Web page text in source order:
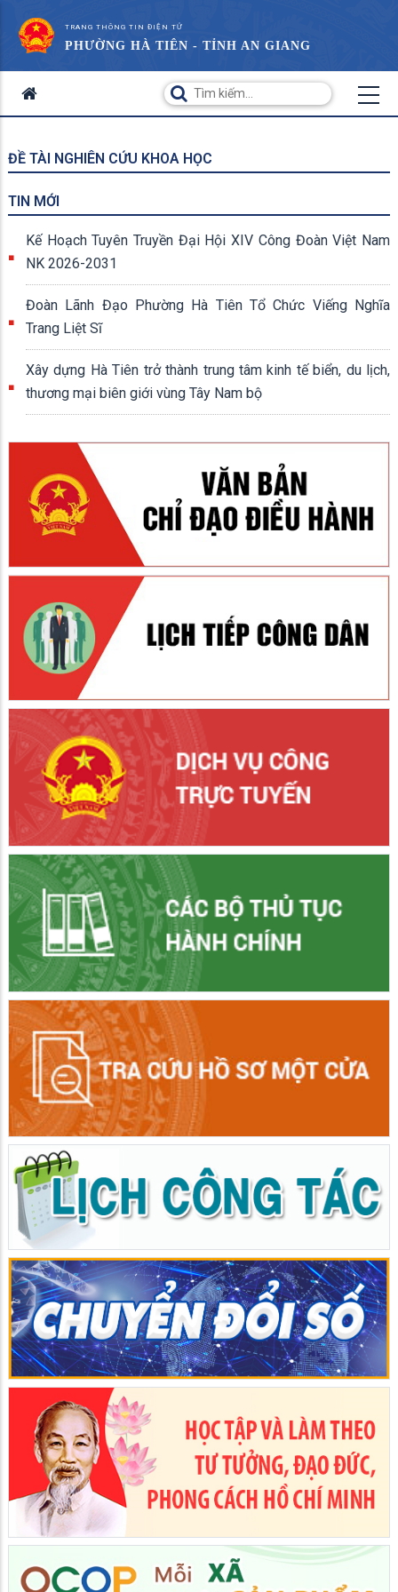
TRANG THÔNG TIN ĐIỆN TỬ
PHƯỜNG HÀ TIÊN - TỈNH AN GIANG
ĐỀ TÀI NGHIÊN CỨU KHOA HỌC
TIN MỚI
Kế Hoạch Tuyên Truyền Đại Hội XIV Công Đoàn Việt Nam
NK 2026-2031
Đoàn Lãnh Đạo Phường Hà Tiên Tổ Chức Viếng Nghĩa
Trang Liệt Sĩ
Xây dựng Hà Tiên trở thành trung tâm kinh tế biển, du lịch,
thương mại biên giới vùng Tây Nam bộ